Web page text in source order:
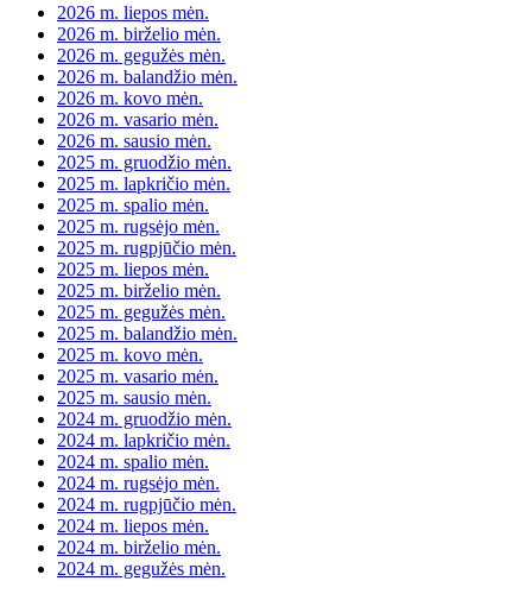
2026 m. liepos mėn.
2026 m. birželio mėn.
2026 m. gegužės mėn.
2026 m. balandžio mėn.
2026 m. kovo mėn.
2026 m. vasario mėn.
2026 m. sausio mėn.
2025 m. gruodžio mėn.
2025 m. lapkričio mėn.
2025 m. spalio mėn.
2025 m. rugsėjo mėn.
2025 m. rugpjūčio mėn.
2025 m. liepos mėn.
2025 m. birželio mėn.
2025 m. gegužės mėn.
2025 m. balandžio mėn.
2025 m. kovo mėn.
2025 m. vasario mėn.
2025 m. sausio mėn.
2024 m. gruodžio mėn.
2024 m. lapkričio mėn.
2024 m. spalio mėn.
2024 m. rugsėjo mėn.
2024 m. rugpjūčio mėn.
2024 m. liepos mėn.
2024 m. birželio mėn.
2024 m. gegužės mėn.